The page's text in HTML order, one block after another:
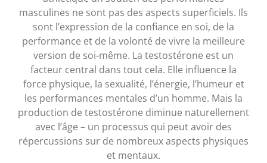
masculines ne sont pas des aspects superficiels. Ils
sont l’expression de la confiance en soi, de la
performance et de la volonté de vivre la meilleure
version de soi-même. La testostérone est un
facteur central dans tout cela. Elle influence la
force physique, la sexualité, l’énergie, l’humeur et
les performances mentales d’un homme. Mais la
production de testostérone diminue naturellement
avec l’âge – un processus qui peut avoir des
répercussions sur de nombreux aspects physiques
et mentaux.